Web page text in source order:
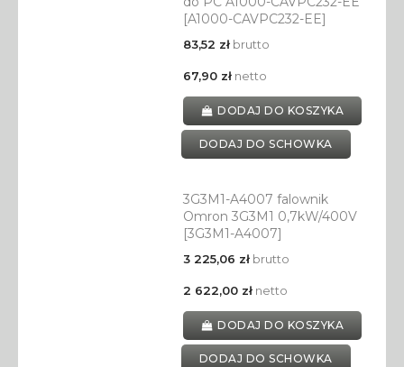
[A1000-CAVPC232-EE]
83,52 złbrutto
67,90 złnetto
DODAJ DO KOSZYKA
DODAJ DO SCHOWKA
3G3M1-A4007 falownik
Omron 3G3M1 0,7kW/400V
[3G3M1-A4007]
3 225,06 złbrutto
2 622,00 złnetto
DODAJ DO KOSZYKA
DODAJ DO SCHOWKA